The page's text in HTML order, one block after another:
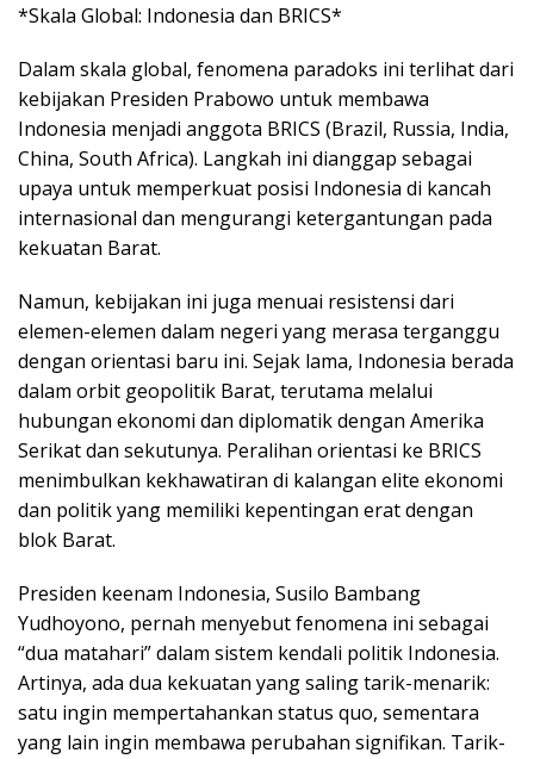
*Skala Global: Indonesia dan BRICS*
Dalam skala global, fenomena paradoks ini terlihat dari
kebijakan Presiden Prabowo untuk membawa
Indonesia menjadi anggota BRICS (Brazil, Russia, India,
China, South Africa). Langkah ini dianggap sebagai
upaya untuk memperkuat posisi Indonesia di kancah
internasional dan mengurangi ketergantungan pada
kekuatan Barat.
Namun, kebijakan ini juga menuai resistensi dari
elemen-elemen dalam negeri yang merasa terganggu
dengan orientasi baru ini. Sejak lama, Indonesia berada
dalam orbit geopolitik Barat, terutama melalui
hubungan ekonomi dan diplomatik dengan Amerika
Serikat dan sekutunya. Peralihan orientasi ke BRICS
menimbulkan kekhawatiran di kalangan elite ekonomi
dan politik yang memiliki kepentingan erat dengan
blok Barat.
Presiden keenam Indonesia, Susilo Bambang
Yudhoyono, pernah menyebut fenomena ini sebagai
“dua matahari” dalam sistem kendali politik Indonesia.
Artinya, ada dua kekuatan yang saling tarik-menarik:
satu ingin mempertahankan status quo, sementara
yang lain ingin membawa perubahan signifikan. Tarik-